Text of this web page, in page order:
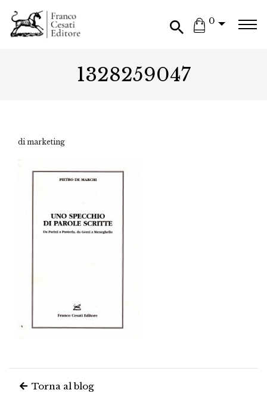
0
1328259047
di marketing
Torna al blog